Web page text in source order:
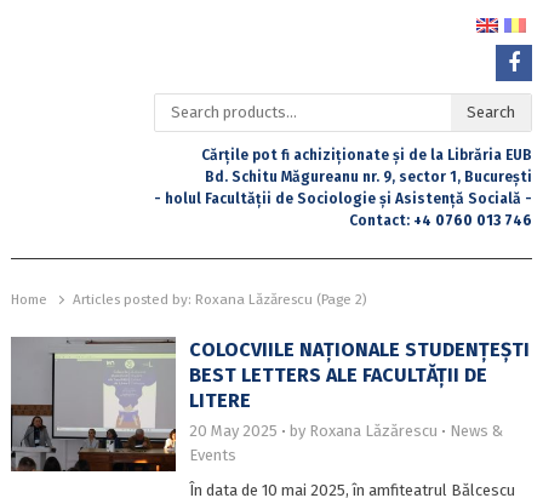
Search
for:
Search
Cărțile pot fi achiziționate și de la Librăria EUB
Bd. Schitu Măgureanu nr. 9, sector 1, București
- holul Facultății de Sociologie și Asistență Socială -
Contact: +4 0760 013 746
Home Articles posted by: Roxana Lăzărescu (Page 2)
COLOCVIILE NAȚIONALE STUDENȚEȘTI
BEST LETTERS ALE FACULTĂȚII DE
LITERE
20 May 2025 by Roxana Lăzărescu
News &
Events
În data de 10 mai 2025, în amfiteatrul Bălcescu